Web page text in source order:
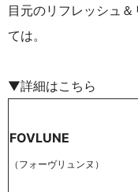
目元のリフレッシュ
ては。
▼詳細はこちら
FOVLUNE
（フォーヴリュンヌ）